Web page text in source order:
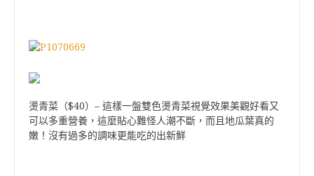
燙青菜（$40） – 這樣一盤雙色燙青菜視覺效果美觀好看又
可以多重營養，這麼貼心難怪人潮不斷，而且地瓜葉真的
嫩！沒有過多的調味更能吃的出新鮮